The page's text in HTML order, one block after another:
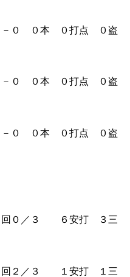
本 ０打点 ０盗
本 ０打点 ０盗
本 ０打点 ０盗
６安打 ３三
１安打 １三